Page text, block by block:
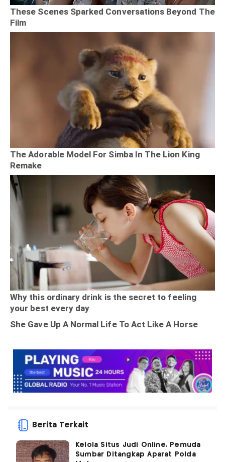
Berita Terkait
Kelola Situs Judi Online, Pemuda
Sumbar Ditangkap Aparat Polda